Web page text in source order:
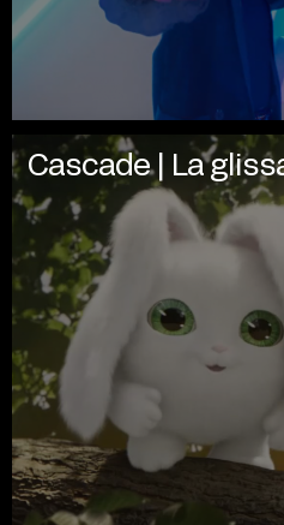
Cascade | La